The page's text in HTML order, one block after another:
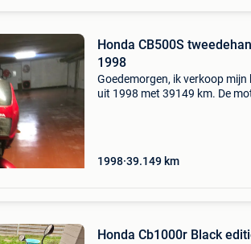
Honda CB500S
1998
Goedemorgen, ik verkoop
uit 1998 met 39149 km. De
1998 39.149 km
Honda Cb1000r Black